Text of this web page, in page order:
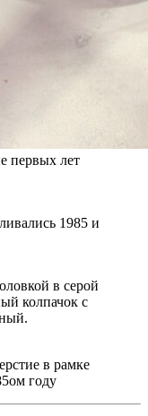
первых лет
1985 и
в серой
колпачок с
в рамке
году